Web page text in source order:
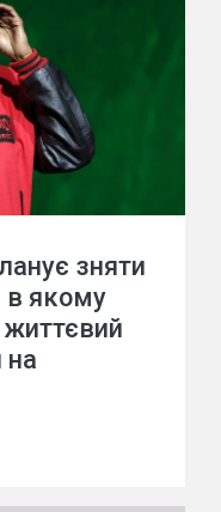
зняти
в якому
життєвий
на